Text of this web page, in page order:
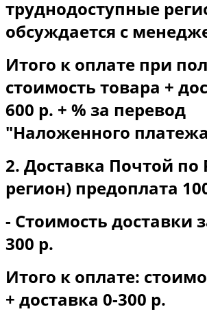
труднодоступные
обсуждается с
Итого к оплате при
стоимость товара +
600 р. + % за перевод
"Наложенного
2. Доставка Почтой
регион) предоплата
- Стоимость доставки
300 р.
Итого к оплате:
+ доставка 0-300 р.